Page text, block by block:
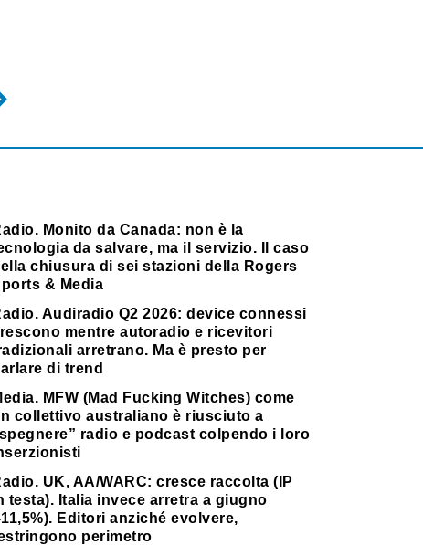
Monito da Canada: non è la
da salvare, ma il servizio. Il caso
chiusura di sei stazioni della Rogers
& Media
Audiradio Q2 2026: device connessi
mentre autoradio e ricevitori
arretrano. Ma è presto per
di trend
MFW (Mad Fucking Witches) come
collettivo australiano è riusciuto a
radio e podcast colpendo i loro
UK, AA/WARC: cresce raccolta (IP
testa). Italia invece arretra a giugno
Editori anziché evolvere,
perimetro